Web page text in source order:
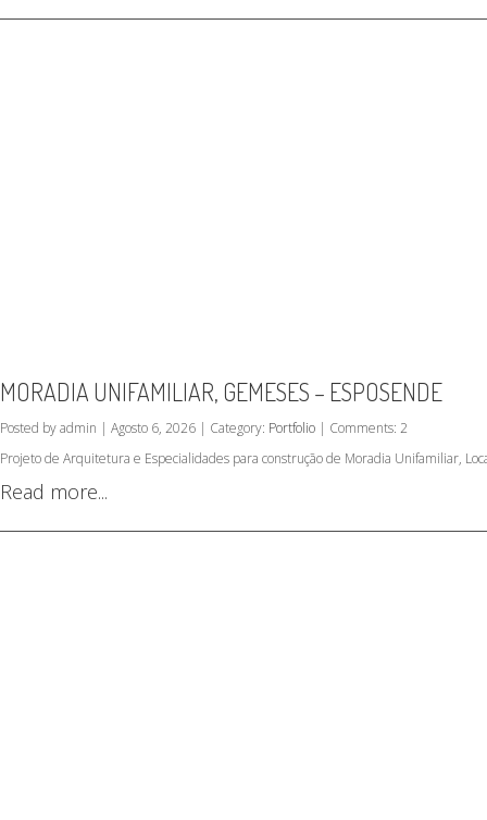
MORADIA UNIFAMILIAR, GEMESES – ESPOSENDE
Posted by admin | Agosto 6, 2026 | Category: Portfolio | Comments: 2
Projeto de Arquitetura e Especialidades para construção de Moradia Unifamiliar,
Read more...